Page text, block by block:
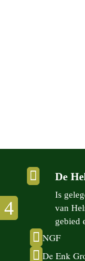
 De
Is
van
gebied
 NGF
 De Enk